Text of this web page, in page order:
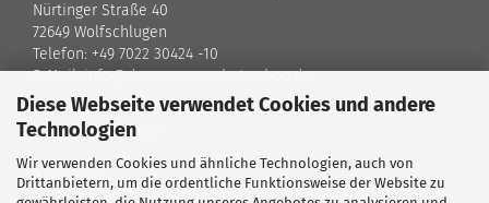
Diese Webseite verwendet Cookies und andere
Technologien
Wir verwenden Cookies und ähnliche Technologien, auch von
Drittanbietern, um die ordentliche Funktionsweise der Website zu
Nürtinger Straße 40
72649 Wolfschlugen
Telefon: +49 7022 30424 -10
E-Mail: info@der-sonnenschutz-shop.de
Kontaktformular
Standort